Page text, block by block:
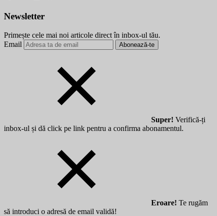
Newsletter
Primește cele mai noi articole direct în inbox-ul tău.
Email
Abonează-te
Super! Verifică-ți
inbox-ul și dă click pe link pentru a confirma abonamentul.
Eroare! Te rugăm
să introduci o adresă de email validă!